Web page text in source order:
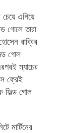
এগিয়ে
গোলে তারা
রাব্বির
গোল
ম্যাচের
ফ্রেই
ফিল্ড গোল
মার্টিনের